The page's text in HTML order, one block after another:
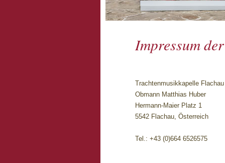
Impressum
Trachtenmusikkapelle Flachau
Obmann Matthias Huber
Hermann-Maier Platz 1
5542 Flachau, Österreich
Tel.: +43 (0)664 6526575